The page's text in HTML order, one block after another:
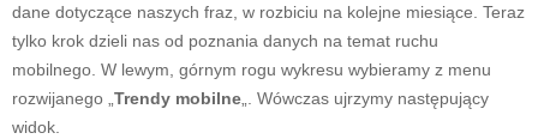
dane dotyczące naszych fraz, w rozbiciu na kolejne miesiące. Teraz
tylko krok dzieli nas od poznania danych na temat ruchu
mobilnego. W lewym, górnym rogu wykresu wybieramy z menu
rozwijanego „ Trendy mobilne „. Wówczas ujrzymy następujący
widok.